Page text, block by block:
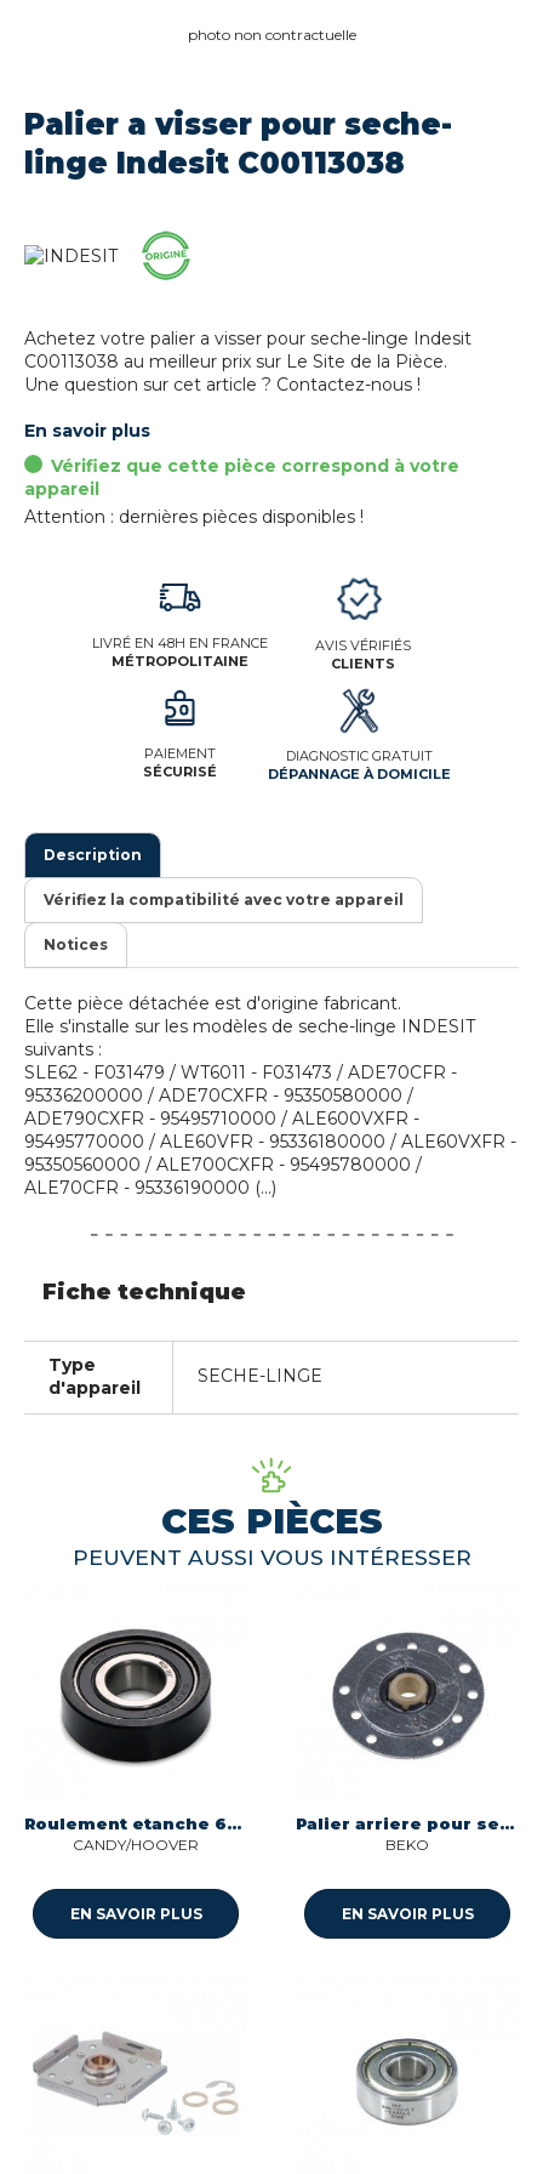
photo non contractuelle
Palier a visser pour seche-
linge Indesit C00113038
Achetez votre palier a visser pour seche-linge Indesit
C00113038 au meilleur prix sur Le Site de la Pièce.
Une question sur cet article ? Contactez-nous !
En savoir plus
Vérifiez que cette pièce correspond à votre
appareil
Attention : dernières pièces disponibles !
LIVRÉ EN 48H EN FRANCE
MÉTROPOLITAINE
PAIEMENT
SÉCURISÉ
AVIS VÉRIFIÉS
CLIENTS
DIAGNOSTIC GRATUIT
DÉPANNAGE À DOMICILE
Description
Vérifiez la compatibilité avec votre appareil
Notices
Cette pièce détachée est d'origine fabricant.
Elle s'installe sur les modèles de seche-linge INDESIT
suivants :
SLE62 - F031479 / WT6011 - F031473 / ADE70CFR -
95336200000 / ADE70CXFR - 95350580000 /
ADE790CXFR - 95495710000 / ALE600VXFR -
95495770000 / ALE60VFR - 95336180000 / ALE60VXFR -
95350560000 / ALE700CXFR - 95495780000 /
ALE70CFR - 95336190000 (...)
Fiche technique
Type
d'appareil
SECHE-LINGE
CES PIÈCES
PEUVENT AUSSI VOUS INTÉRESSER
Roulement etanche 6202 support tambour pour seche-linge Candy ASW9227652
CANDY/HOOVER
EN SAVOIR PLUS
Palier arriere pour seche-linge Beko C00864383
BEKO
EN SAVOIR PLUS